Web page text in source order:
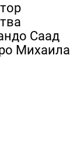
Саад
Михаила